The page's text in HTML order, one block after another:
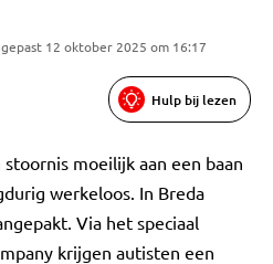
12 oktober 2025 om 16:17
Hulp bij lezen
moeilijk aan een baan
werkeloos. In Breda
Via het speciaal
krijgen autisten een